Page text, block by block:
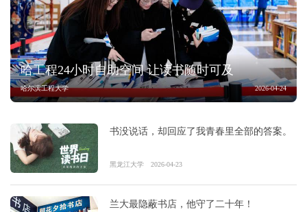
哈工程24小时自助空间 让读书随时可及
哈尔滨工程大学 2026-04-24
书没说话，却回应了我青春里全部的答案。
黑龙江大学 2026-04-23
兰大最隐蔽书店，他守了二十年！